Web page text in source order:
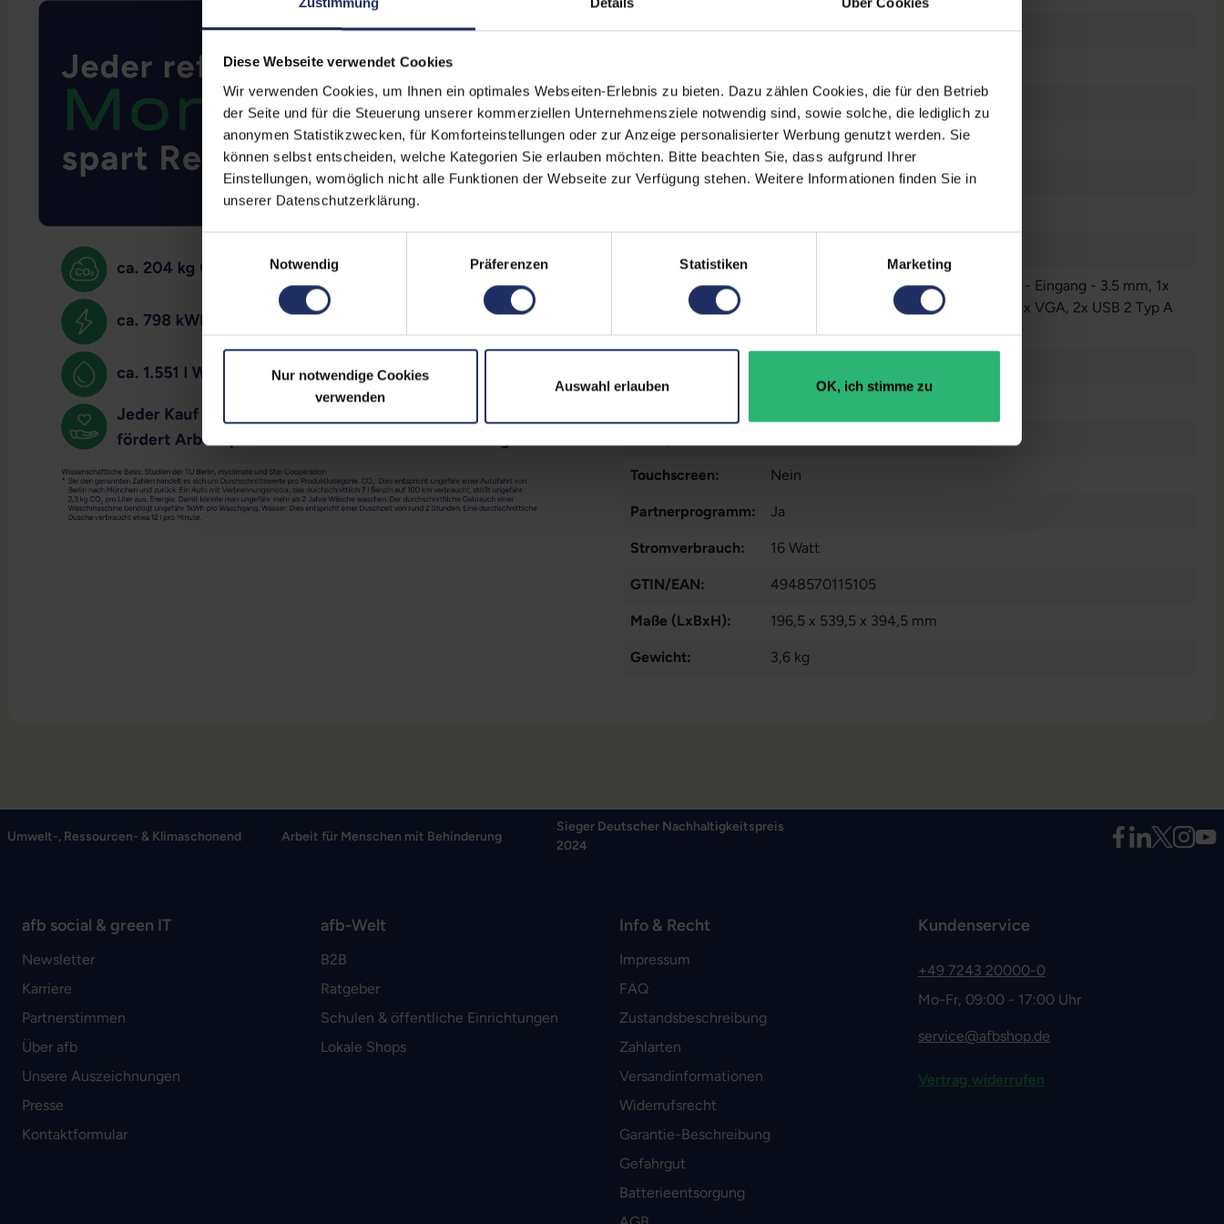
Diese Webseite verwendet Cookies
Wir verwenden Cookies, um Ihnen ein optimales Webseiten-Erlebnis zu bieten. Dazu zählen Cookies, die für den Betrieb
der Seite und für die Steuerung unserer kommerziellen Unternehmensziele notwendig sind, sowie solche, die lediglich zu
anonymen Statistikzwecken, für Komforteinstellungen oder zur Anzeige personalisierter Werbung genutzt werden. Sie
können selbst entscheiden, welche Kategorien Sie erlauben möchten. Bitte beachten Sie, dass aufgrund Ihrer
Einstellungen, womöglich nicht alle Funktionen der Webseite zur Verfügung stehen. Weitere Informationen finden Sie in
unserer Datenschutzerklärung.
Notwendig
Präferenzen Statistiken Marketing
Nur notwendige Cookies
verwenden
Auswahl erlauben OK, ich stimme zu
Paneltyp: IPS
Helligkeit: 250 cd/m²
Reaktionszeit: 4 ms
Kontrast: 1000:1
Schnittstellen: 1x Audio - Ausgang - 3.5 mm , 1x Audio - Eingang - 3.5 mm, 1x
, 1x HDMI , 1x USB 2 Typ B , 1x VGA, 2x USB 2 Typ A
Touchscreen: Nein
Partnerprogramm: Ja
Stromverbrauch: 16 Watt
GTIN/EAN: 4948570115105
Maße (LxBxH): 196,5 x 539,5 x 394,5 mm
Gewicht: 3,6 kg
Umwelt-, Ressourcen- & Klimaschonend Arbeit für Menschen mit Behinderung
Sieger Deutscher Nachhaltigkeitspreis
2024
afb social & green IT
Newsletter
Karriere
Partnerstimmen
Über afb
Unsere Auszeichnungen
Presse
Kontaktformular
afb-Welt
B2B
Ratgeber
Schulen & öffentliche Einrichtungen
Lokale Shops
Info & Recht
Impressum
FAQ
Zustandsbeschreibung
Zahlarten
Versandinformationen
Widerrufsrecht
Garantie-Beschreibung
Gefahrgut
Batterieentsorgung
Kundenservice
+49 7243 20000-0
Mo-Fr, 09:00 - 17:00 Uhr
service@afbshop.de
Vertrag widerrufen